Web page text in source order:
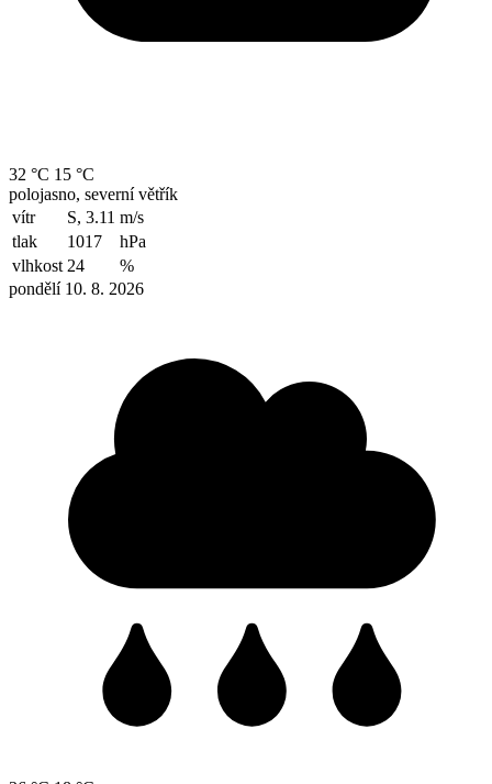
32 °C 15 °C
polojasno, severní větřík
vítr
S, 3.11 m/s
tlak
1017
hPa
vlhkost 24
%
pondělí 10. 8. 2026